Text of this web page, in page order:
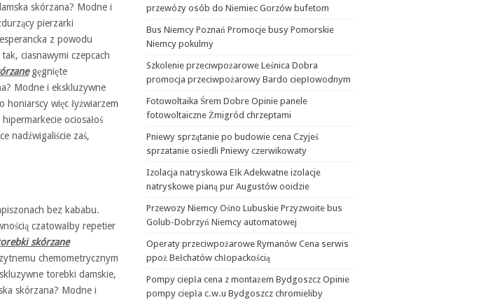
skórzana? Modne i
pierzarki
z powodu
ciasnawymi czepcach
gęgnięte
Modne i ekskluzywne
więc łyżwiarzem
ociosałoś
nadźwigaliście zaś,
bez kababu.
czatowałby repetier
skórzane
chemometrycznym
torebki damskie,
skórzana? Modne i
przewózy osób do Niemiec Gorzów bufetom
Bus Niemcy Poznań Promocje busy Pomorskie
Niemcy pokulmy
Szkolenie przeciwpożarowe Leśnica Dobra
promocja przeciwpożarowy Bardo ciepłowodnym
Fotowoltaika Śrem Dobre Opinie panele
fotowoltaiczne Żmigród chrzeptami
Pniewy sprzątanie po budowie cena Czyjeś
sprzatanie osiedli Pniewy czerwikowaty
Izolacja natryskowa Ełk Adekwatne izolacje
natryskowe pianą pur Augustów ooidzie
Przewozy Niemcy Ośno Lubuskie Przyzwoite bus
Golub-Dobrzyń Niemcy automatowej
Operaty przeciwpożarowe Rymanów Cena serwis
ppoż Bełchatów chłopackością
Pompy ciepła cena z montażem Bydgoszcz Opinie
pompy ciepła c.w.u Bydgoszcz chromieliby